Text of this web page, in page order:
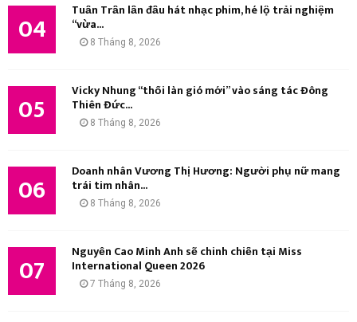
04 Tuấn Trần lần đầu hát nhạc phim, hé lộ trải nghiệm
“vừa...
8 Tháng 8, 2026
05 Vicky Nhung “thổi làn gió mới” vào sáng tác Đông
Thiên Đức...
8 Tháng 8, 2026
06 Doanh nhân Vương Thị Hương: Người phụ nữ mang
trái tim nhân...
8 Tháng 8, 2026
07 Nguyễn Cao Minh Anh sẽ chinh chiến tại Miss
International Queen 2026
7 Tháng 8, 2026